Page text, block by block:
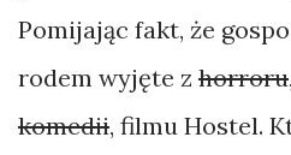
Pomijając fakt, że
rodem wyjęte z horroru,
komedii, filmu Hostel.